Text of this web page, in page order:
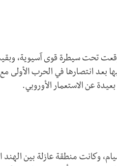
بعد انتصارها في الحرب الأولى
وكانت منطقة عازلة بين الهند